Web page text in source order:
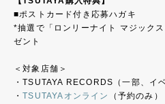
■ポストカード付き応募ハガキ
*抽選で「ロンリーナイト マジック
ゼント
＜対象店舗＞
・TSUTAYA RECORDS（一部、イ
・TSUTAYAオンライン （予約のみ）